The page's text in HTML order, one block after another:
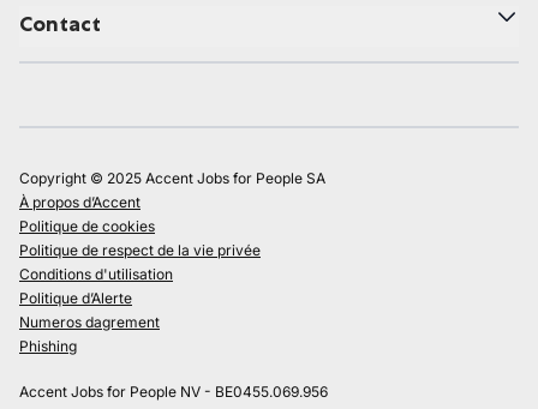
Contact
Copyright © 2025 Accent Jobs for People SA
À propos d’Accent
Politique de cookies
Politique de respect de la vie privée
Conditions d'utilisation
Politique d’Alerte
Numeros dagrement
Phishing
Accent Jobs for People NV - BE0455.069.956